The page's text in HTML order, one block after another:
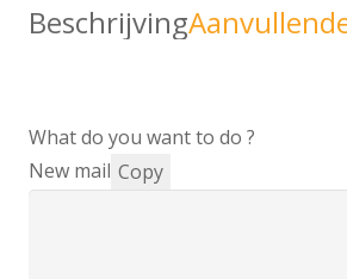
Beschrijving
What do you want to do ?
New mail Copy